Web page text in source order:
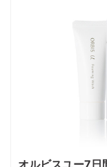
オルビスユー7日